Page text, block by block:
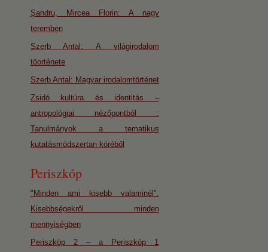
Şandru, Mircea Florin: A nagy
teremben
Szerb Antal: A világirodalom
töorténete
Szerb Antal: Magyar irodalomtörténet
Zsidó kultúra és identitás –
antropológiai nézőpontból :
Tanulmányok a tematikus
kutatásmódszertan köréből
Periszkóp
"Minden ami kisebb valaminél".
Kisebbségekről minden
mennyiségben
Periszkóp 2 – a Periszkóp 1